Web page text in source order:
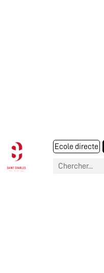
Ecole directe